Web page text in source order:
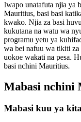
Iwapo unatafuta njia ya
Mauritius, basi basi
kwako. Njia za basi
kukutana na watu wa
programu yetu ya
wa bei nafuu wa tikiti za
uokoe wakati na pesa.
basi nchini Mauritius.
Mabasi nchini
Mabasi kuu ya